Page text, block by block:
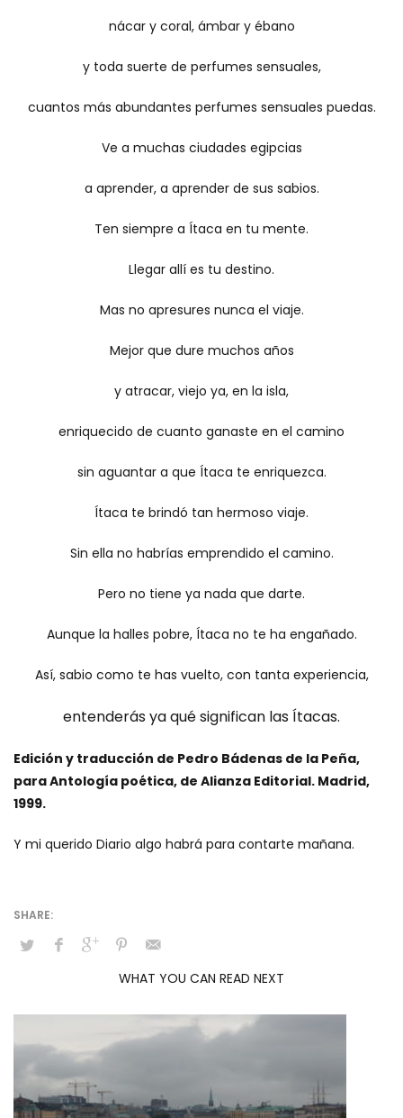
nácar y coral, ámbar y ébano
y toda suerte de perfumes sensuales,
cuantos más abundantes perfumes sensuales puedas.
Ve a muchas ciudades egipcias
a aprender, a aprender de sus sabios.
Ten siempre a Ítaca en tu mente.
Llegar allí es tu destino.
Mas no apresures nunca el viaje.
Mejor que dure muchos años
y atracar, viejo ya, en la isla,
enriquecido de cuanto ganaste en el camino
sin aguantar a que Ítaca te enriquezca.
Ítaca te brindó tan hermoso viaje.
Sin ella no habrías emprendido el camino.
Pero no tiene ya nada que darte.
Aunque la halles pobre, Ítaca no te ha engañado.
Así, sabio como te has vuelto, con tanta experiencia,
entenderás ya qué significan las Ítacas.
Edición y traducción de Pedro Bádenas de la Peña,
para Antología poética, de Alianza Editorial. Madrid,
1999.
Y mi querido Diario algo habrá para contarte mañana.
WHAT YOU CAN READ NEXT